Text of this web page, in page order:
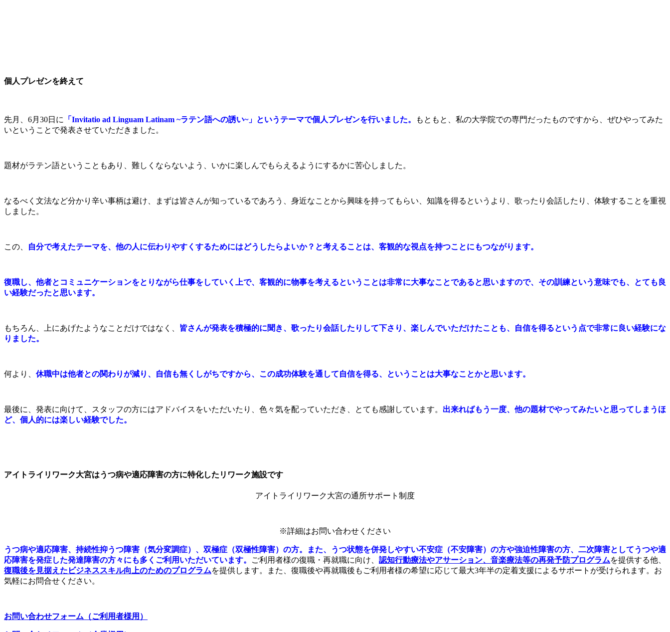
個人プレゼンを終えて
先月、6月30日に 「Invitatio ad Linguam Latinam ~ラテン語への誘い~」というテーマで個人プレゼンを行いました。
もともと、私の大学院での専門だったものですから、ぜひやってみた
いということで発表させていただきました。
題材がラテン語ということもあり、難しくならないよう、いかに楽しんでもらえるようにするかに苦心しました。
なるべく文法など分かり辛い事柄は避け、まずは皆さんが知っているであろう、身近なことから興味を持ってもらい、知識を得るというより、歌ったり会話したり、体験することを重視
しました。
この、 自分で考えたテーマを、他の人に伝わりやすくするためにはどうしたらよいか？と考えることは、客観的な視点を持つことにもつながります。
復職し、他者とコミュニケーションをとりながら仕事をしていく上で、客観的に物事を考えるということは非常に大事なことであると思いますので、その訓練という意味でも、とても良
い経験だったと思います。
もちろん、上にあげたようなことだけではなく、 皆さんが発表を積極的に聞き、歌ったり会話したりして下さり、楽しんでいただけたことも、自信を得るという点で非常に良い経験にな
りました。
何より、 休職中は他者との関わりが減り、自信も無くしがちですから、 この成功体験を通して自信を得る、ということは大事なことかと思います。
最後に、発表に向けて、スタッフの方にはアドバイスをいただいたり、色々気を配っていただき、とても感謝しています。 出来ればもう一度、他の題材でやってみたいと思ってしまうほ
ど、個人的には楽しい経験でした。
アイトライリワーク大宮はうつ病や適応障害の方に特化したリワーク施設です
アイトライリワーク大宮の通所サポート制度
※詳細はお問い合わせください
うつ病や適応障害、持続性抑うつ障害（気分変調症）、双極症（双極性障害）の方。また、うつ状態を併発しやすい不安症（不安障害）の方や強迫性障害の方、二次障害としてうつや適
応障害を発症した発達障害の方々にも多くご利用いただいています。
ご利用者様の復職・再就職に向け、 認知行動療法やアサーション、音楽療法等の再発予防プログラムを提供する他、
復職後を見据えたビジネススキル向上のためのプログラムを提供します。また、復職後や再就職後もご利用者様の希望に応じて最大3年半の定着支援によるサポートが受けられます。お
気軽にお問合せください。
お問い合わせフォーム（ご利用者様用）